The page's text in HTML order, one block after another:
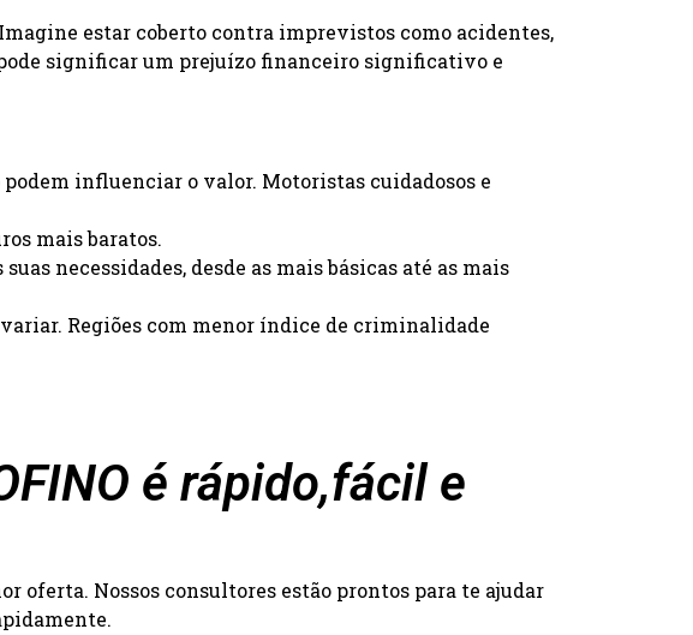
estar coberto contra imprevistos como acidentes,
significar um prejuízo financeiro significativo e
influenciar o valor. Motoristas cuidadosos e
mais baratos.
necessidades, desde as mais básicas até as mais
Regiões com menor índice de criminalidade
é rápido,fácil e
oferta. Nossos consultores estão prontos para te ajudar